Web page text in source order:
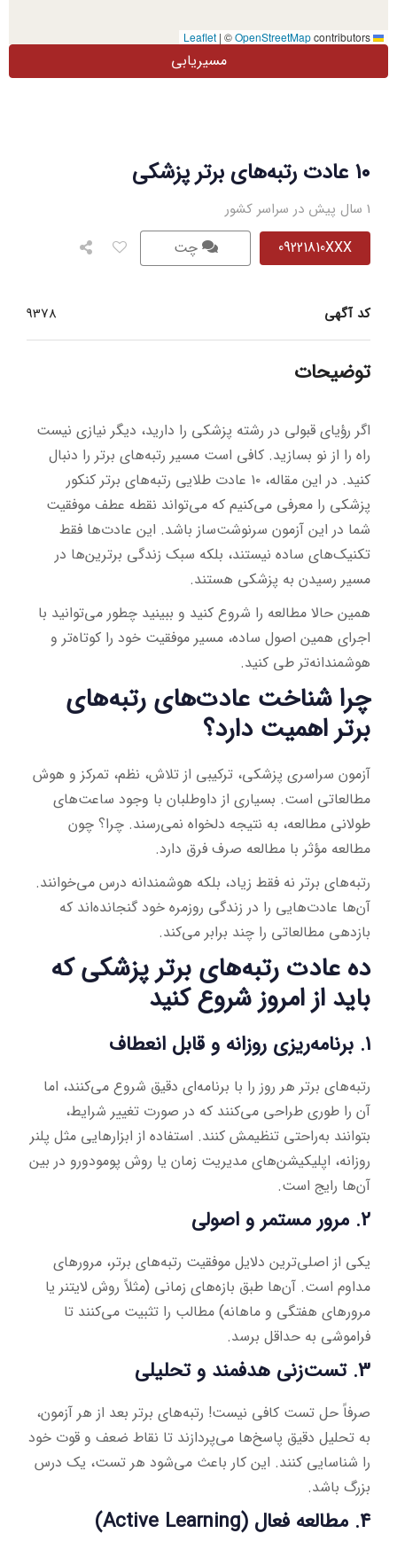
۱۰ عادت رتبه‌های برتر پزشکی
1 سال پیش در سراسر کشور
09221810XXX چت
کد آگهی 9378
توضیحات
اگر رؤیای قبولی در رشته پزشکی را دارید، دیگر نیازی نیست
راه را از نو بسازید. کافی است مسیر رتبه‌های برتر را دنبال
کنید. در این مقاله، ۱۰ عادت طلایی رتبه‌های برتر کنکور
پزشکی را معرفی می‌کنیم که می‌تواند نقطه عطف موفقیت
شما در این آزمون سرنوشت‌ساز باشد. این عادت‌ها فقط
تکنیک‌های ساده نیستند، بلکه سبک زندگی برترین‌ها در
مسیر رسیدن به پزشکی هستند.
همین حالا مطالعه را شروع کنید و ببینید چطور می‌توانید با
اجرای همین اصول ساده، مسیر موفقیت خود را کوتاه‌تر و
هوشمندانه‌تر طی کنید.
چرا شناخت عادت‌های رتبه‌های
برتر اهمیت دارد؟
آزمون سراسری پزشکی، ترکیبی از تلاش، نظم، تمرکز و هوش
مطالعاتی است. بسیاری از داوطلبان با وجود ساعت‌های
طولانی مطالعه، به نتیجه دلخواه نمی‌رسند. چرا؟ چون
مطالعه مؤثر با مطالعه صرف فرق دارد.
رتبه‌های برتر نه فقط زیاد، بلکه هوشمندانه درس می‌خوانند.
آن‌ها عادت‌هایی را در زندگی روزمره خود گنجانده‌اند که
بازدهی مطالعاتی را چند برابر می‌کند.
ده عادت رتبه‌های برتر پزشکی که
باید از امروز شروع کنید
1. برنامه‌ریزی روزانه و قابل انعطاف
رتبه‌های برتر هر روز را با برنامه‌ای دقیق شروع می‌کنند، اما
آن را طوری طراحی می‌کنند که در صورت تغییر شرایط،
بتوانند به‌راحتی تنظیمش کنند. استفاده از ابزارهایی مثل پلنر
روزانه، اپلیکیشن‌های مدیریت زمان یا روش پومودورو در بین
آن‌ها رایج است.
2. مرور مستمر و اصولی
یکی از اصلی‌ترین دلایل موفقیت رتبه‌های برتر، مرورهای
مداوم است. آن‌ها طبق بازه‌های زمانی (مثلاً روش لایتنر یا
مرورهای هفتگی و ماهانه) مطالب را تثبیت می‌کنند تا
فراموشی به حداقل برسد.
3. تست‌زنی هدفمند و تحلیلی
صرفاً حل تست کافی نیست! رتبه‌های برتر بعد از هر آزمون،
به تحلیل دقیق پاسخ‌ها می‌پردازند تا نقاط ضعف و قوت خود
را شناسایی کنند. این کار باعث می‌شود هر تست، یک درس
بزرگ باشد.
4. مطالعه فعال (Active Learning)
| ©OpenStreetMapcontributors
مسیریابی